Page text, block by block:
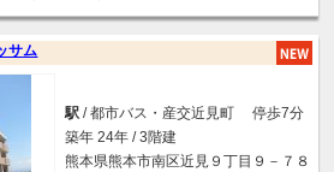
サム
駅 / 都市バス・産交近見町 停歩7分
築年 24年 / 3階建
熊本県熊本市南区近見９丁目９－７８